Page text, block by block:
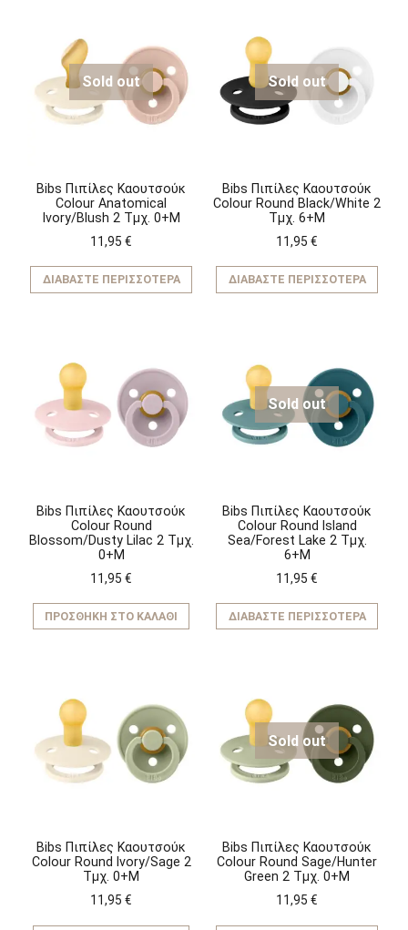
Sold out
Bibs Πιπίλες Καουτσούκ
Colour Anatomical
Ivory/Blush 2 Τμχ. 0+M
11,95 €
ΔΙΑΒΆΣΤΕ ΠΕΡΙΣΣΌΤΕΡΑ
Sold out
Bibs Πιπίλες Καουτσούκ
Colour Round Black/White 2
Τμχ. 6+M
11,95 €
ΔΙΑΒΆΣΤΕ ΠΕΡΙΣΣΌΤΕΡΑ
Bibs Πιπίλες Καουτσούκ
Colour Round
Blossom/Dusty Lilac 2 Τμχ.
0+M
11,95 €
ΠΡΟΣΘΉΚΗ ΣΤΟ ΚΑΛΆΘΙ
Sold out
Bibs Πιπίλες Καουτσούκ
Colour Round Island
Sea/Forest Lake 2 Τμχ.
6+M
11,95 €
ΔΙΑΒΆΣΤΕ ΠΕΡΙΣΣΌΤΕΡΑ
Bibs Πιπίλες Καουτσούκ
Colour Round Ivory/Sage 2
Τμχ. 0+M
11,95 €
Sold out
Bibs Πιπίλες Καουτσούκ
Colour Round Sage/Hunter
Green 2 Τμχ. 0+M
11,95 €